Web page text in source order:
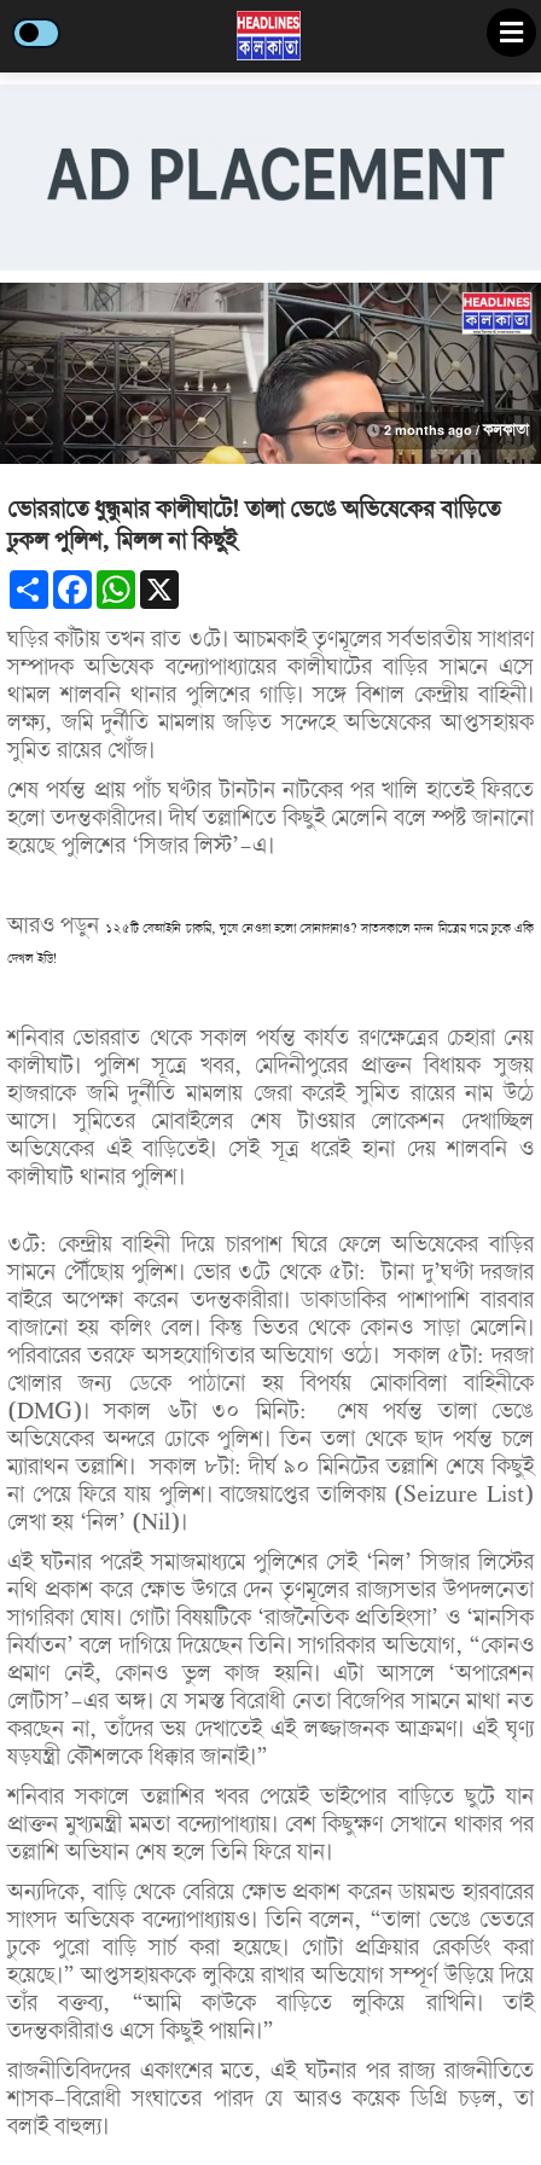
2 months ago /কলকাতা
ভোররাতে ধুন্ধুমার কালীঘাটে! তালা ভেঙে অভিষেকের বাড়িতে
ঢুকল পুলিশ, মিলল না কিছুই
Share FacebookWhatsApp
ঘড়ির কাঁটায় তখন রাত ৩টে। আচমকাই তৃণমূলের সর্বভারতীয় সাধারণ
সম্পাদক অভিষেক বন্দ্যোপাধ্যায়ের কালীঘাটের বাড়ির সামনে এসে
থামল শালবনি থানার পুলিশের গাড়ি। সঙ্গে বিশাল কেন্দ্রীয় বাহিনী।
লক্ষ্য, জমি দুর্নীতি মামলায় জড়িত সন্দেহে অভিষেকের আপ্তসহায়ক
সুমিত রায়ের খোঁজ।
শেষ পর্যন্ত প্রায় পাঁচ ঘণ্টার টানটান নাটকের পর খালি হাতেই ফিরতে
হলো তদন্তকারীদের। দীর্ঘ তল্লাশিতে কিছুই মেলেনি বলে স্পষ্ট জানানো
হয়েছে পুলিশের ‘সিজার লিস্ট’-এ।
আরও পড়ুন ১২৫টি বেআইনি চাকরি, ঘুষে নেওয়া হলো সোনাদানাও? সাতসকালে মদন মিত্রের ঘরে ঢুকে একি
দেখল ইডি!
শনিবার ভোররাত থেকে সকাল পর্যন্ত কার্যত রণক্ষেত্রের চেহারা নেয়
কালীঘাট। পুলিশ সূত্রে খবর, মেদিনীপুরের প্রাক্তন বিধায়ক সুজয়
হাজরাকে জমি দুর্নীতি মামলায় জেরা করেই সুমিত রায়ের নাম উঠে
আসে। সুমিতের মোবাইলের শেষ টাওয়ার লোকেশন দেখাচ্ছিল
অভিষেকের এই বাড়িতেই। সেই সূত্র ধরেই হানা দেয় শালবনি ও
কালীঘাট থানার পুলিশ।
৩টে: কেন্দ্রীয় বাহিনী দিয়ে চারপাশ ঘিরে ফেলে অভিষেকের বাড়ির
সামনে পৌঁছোয় পুলিশ। ভোর ৩টে থেকে ৫টা: টানা দু’ঘণ্টা দরজার
বাইরে অপেক্ষা করেন তদন্তকারীরা। ডাকাডাকির পাশাপাশি বারবার
বাজানো হয় কলিং বেল। কিন্তু ভিতর থেকে কোনও সাড়া মেলেনি।
পরিবারের তরফে অসহযোগিতার অভিযোগ ওঠে। সকাল ৫টা: দরজা
খোলার জন্য ডেকে পাঠানো হয় বিপর্যয় মোকাবিলা বাহিনীকে
(DMG)। সকাল ৬টা ৩০ মিনিট: শেষ পর্যন্ত তালা ভেঙে
অভিষেকের অন্দরে ঢোকে পুলিশ। তিন তলা থেকে ছাদ পর্যন্ত চলে
ম্যারাথন তল্লাশি। সকাল ৮টা: দীর্ঘ ৯০ মিনিটের তল্লাশি শেষে কিছুই
না পেয়ে ফিরে যায় পুলিশ। বাজেয়াপ্তের তালিকায় (Seizure List)
লেখা হয় ‘নিল’ (Nil)।
এই ঘটনার পরেই সমাজমাধ্যমে পুলিশের সেই ‘নিল’ সিজার লিস্টের
নথি প্রকাশ করে ক্ষোভ উগরে দেন তৃণমূলের রাজ্যসভার উপদলনেতা
সাগরিকা ঘোষ। গোটা বিষয়টিকে ‘রাজনৈতিক প্রতিহিংসা’ ও ‘মানসিক
নির্যাতন’ বলে দাগিয়ে দিয়েছেন তিনি। সাগরিকার অভিযোগ, “কোনও
প্রমাণ নেই, কোনও ভুল কাজ হয়নি। এটা আসলে ‘অপারেশন
লোটাস’-এর অঙ্গ। যে সমস্ত বিরোধী নেতা বিজেপির সামনে মাথা নত
করছেন না, তাঁদের ভয় দেখাতেই এই লজ্জাজনক আক্রমণ। এই ঘৃণ্য
ষড়যন্ত্রী কৌশলকে ধিক্কার জানাই।”
শনিবার সকালে তল্লাশির খবর পেয়েই ভাইপোর বাড়িতে ছুটে যান
প্রাক্তন মুখ্যমন্ত্রী মমতা বন্দ্যোপাধ্যায়। বেশ কিছুক্ষণ সেখানে থাকার পর
তল্লাশি অভিযান শেষ হলে তিনি ফিরে যান।
অন্যদিকে, বাড়ি থেকে বেরিয়ে ক্ষোভ প্রকাশ করেন ডায়মন্ড হারবারের
সাংসদ অভিষেক বন্দ্যোপাধ্যায়ও। তিনি বলেন, “তালা ভেঙে ভেতরে
ঢুকে পুরো বাড়ি সার্চ করা হয়েছে। গোটা প্রক্রিয়ার রেকর্ডিং করা
হয়েছে।” আপ্তসহায়ককে লুকিয়ে রাখার অভিযোগ সম্পূর্ণ উড়িয়ে দিয়ে
তাঁর বক্তব্য, “আমি কাউকে বাড়িতে লুকিয়ে রাখিনি। তাই
তদন্তকারীরাও এসে কিছুই পায়নি।”
রাজনীতিবিদদের একাংশের মতে, এই ঘটনার পর রাজ্য রাজনীতিতে
শাসক-বিরোধী সংঘাতের পারদ যে আরও কয়েক ডিগ্রি চড়ল, তা
বলাই বাহুল্য।